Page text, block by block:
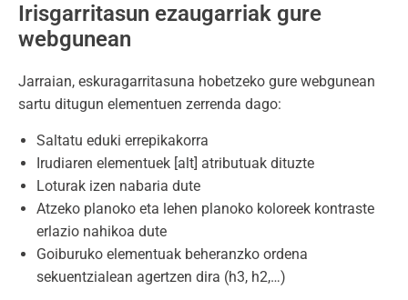
Irisgarritasun ezaugarriak gure
webgunean
Jarraian, eskuragarritasuna hobetzeko gure webgunean
sartu ditugun elementuen zerrenda dago:
Saltatu eduki errepikakorra
Irudiaren elementuek [alt] atributuak dituzte
Loturak izen nabaria dute
Atzeko planoko eta lehen planoko koloreek kontraste
erlazio nahikoa dute
Goiburuko elementuak beheranzko ordena
sekuentzialean agertzen dira (h3, h2,…)